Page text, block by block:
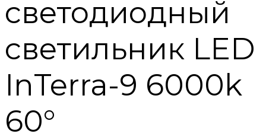
светодиодный
светильник LED
InTerra-9 6000k
60°